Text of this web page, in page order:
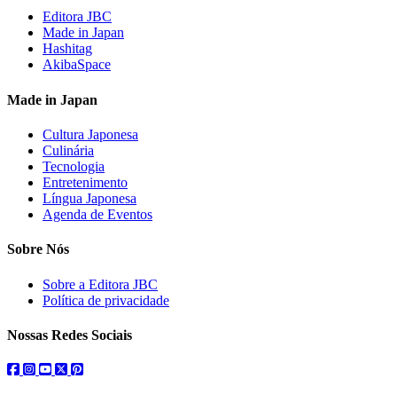
Editora JBC
Made in Japan
Hashitag
AkibaSpace
Made in Japan
Cultura Japonesa
Culinária
Tecnologia
Entretenimento
Língua Japonesa
Agenda de Eventos
Sobre Nós
Sobre a Editora JBC
Política de privacidade
Nossas Redes Sociais
facebook
instagram
youtube
twitterpinterest